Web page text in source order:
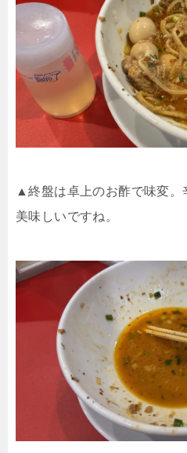
▲終盤は卓上のお酢で味変。
美味しいですね。